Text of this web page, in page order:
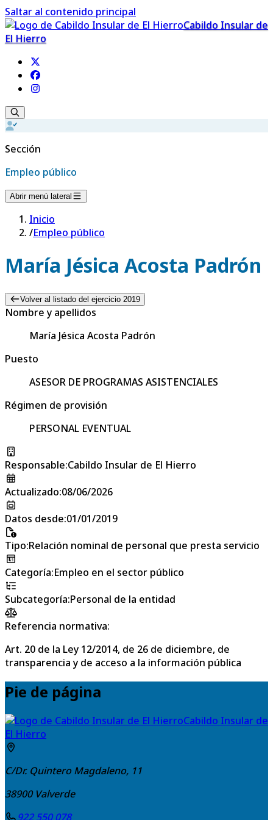
Saltar al contenido principal
Cabildo Insular de
El Hierro
Sección
Empleo público
Abrir menú lateral
Inicio
/Empleo público
María Jésica Acosta Padrón
Volver al listado del ejercicio 2019
Nombre y apellidos
María Jésica Acosta Padrón
Puesto
ASESOR DE PROGRAMAS ASISTENCIALES
Régimen de provisión
PERSONAL EVENTUAL
Responsable:Cabildo Insular de El Hierro
Actualizado:08/06/2026
Datos desde:01/01/2019
Tipo:Relación nominal de personal que presta servicio
Categoría:Empleo en el sector público
Subcategoría:Personal de la entidad
Referencia normativa:
Art. 20 de la Ley 12/2014, de 26 de diciembre, de
transparencia y de acceso a la información pública
Pie de página
Cabildo Insular de
El Hierro
C/Dr. Quintero Magdaleno, 11
38900 Valverde
922 550 078